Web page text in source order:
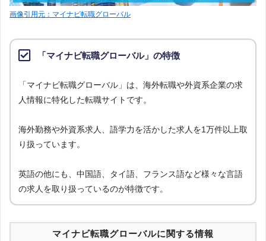
画像引用元：マイナビ転職グローバル
「マイナビ転職グローバル」の特徴
「マイナビ転職グローバル」は、海外転職や外資系企業の求
人情報に特化した転職サイトです。
海外勤務や外資系求人、語学力を活かした求人を1万件以上取
り扱っています。
英語の他にも、中国語、タイ語、フランス語など様々な言語
の求人を取り扱っているのが特徴です。
マイナビ転職グローバルに関する情報